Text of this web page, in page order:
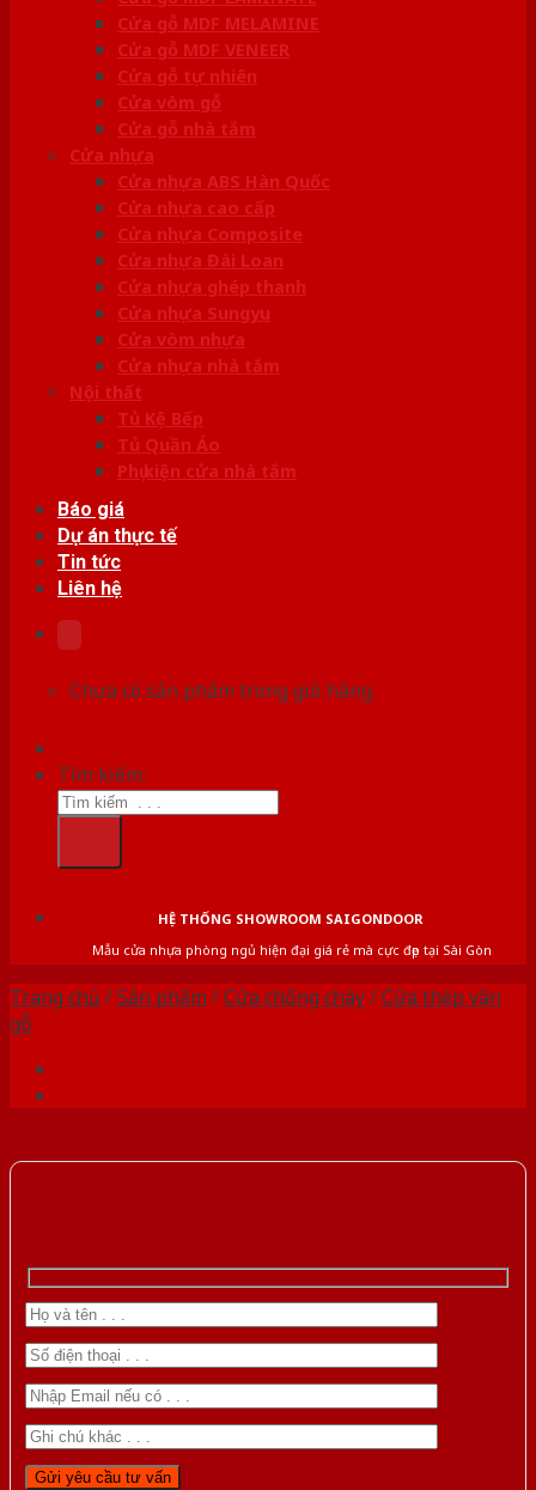
Cửa gỗ MDF MELAMINE
Cửa gỗ MDF VENEER
Cửa gỗ tự nhiên
Cửa vòm gỗ
Cửa gỗ nhà tắm
Cửa nhựa
Cửa nhựa ABS Hàn Quốc
Cửa nhựa cao cấp
Cửa nhựa Composite
Cửa nhựa Đài Loan
Cửa nhựa ghép thanh
Cửa nhựa Sungyu
Cửa vòm nhựa
Cửa nhựa nhà tắm
Nội thất
Tủ Kệ Bếp
Tủ Quần Áo
Phụ kiện cửa nhà tắm
Báo giá
Dự án thực tế
Tin tức
Liên hệ
Chưa có sản phẩm trong giỏ hàng.
Tìm kiếm:
HỆ THỐNG SHOWROOM SAIGONDOOR
Mẫu cửa nhựa phòng ngủ hiện đại giá rẻ mà cực đẹp tại Sài Gòn
Trang chủ /Sản phẩm /Cửa chống cháy/Cửa thép vân
gỗ